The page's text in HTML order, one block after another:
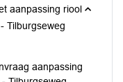
aanpassing riool
Tilburgseweg
aanpassing